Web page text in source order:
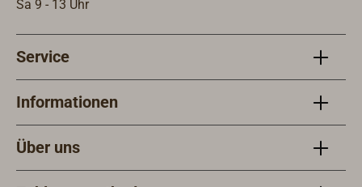
Mylne.Ganz gleich, ob Sie sich als
Luxusyachten interessieren oder
sich für maritimes Design
eindringliches und aufschlussreiches
Erlebnis, das das zeitlose Genie von
Sa 9 - 13 Uhr
Service
Informationen
Über uns